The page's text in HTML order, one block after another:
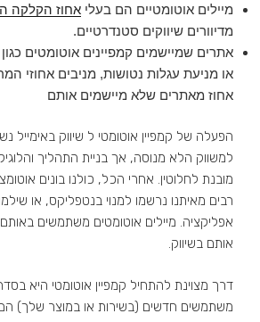
מיילים אוטומטיים הם בעלי אחוז הקלקה הגבוה
מדיוורים שיווקים סטנדרטיים.
אתרים שמיישמים קמפיינים אוטומטים
אחוז מאתרים שלא מיישמים אותם
הפעלה של קמפיין אוטומטי ל שיווק באימייל
למשווק הלא מנוסה, אך בניית התהליך
מובנת לחלוטין. אחרי הכל, כולנו בונים
רבים מאיתנו נרשמו למנוי בנטפליקס, או
אפליקציה. מיילים אוטומטים משתמשים באותם
אותם בשיווק.
דרך מצוינת להתחיל קמפיין אוטומטי היא
משתמשים חדשים (בשירות או במוצר שלך)